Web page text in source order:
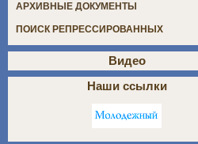
АРХИВНЫЕ ДОКУМЕНТЫ
ПОИСК РЕПРЕССИРОВАННЫХ
Видео
Наши ссылки